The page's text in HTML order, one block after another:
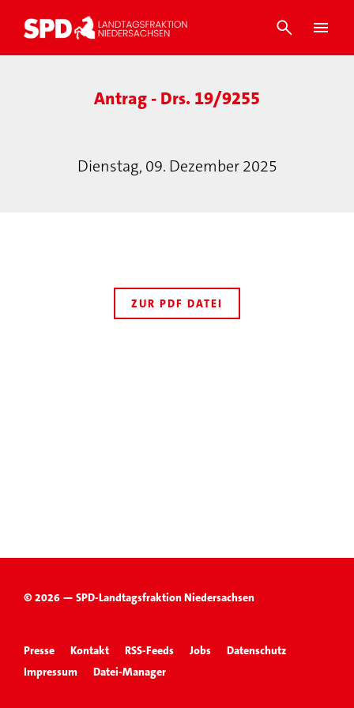
Antrag - Drs. 19/9255
Dienstag, 09. Dezember 2025
ZUR PDF DATEI
© 2026 — SPD-Landtagsfraktion Niedersachsen
Presse Kontakt RSS-Feeds Jobs
Datenschutz
Impressum
Datei-Manager